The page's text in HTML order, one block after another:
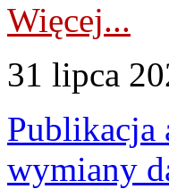
Więcej...
31 lipca
Publikacja
wymiany